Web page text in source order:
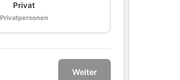
Privat
Privatpersonen
Weiter